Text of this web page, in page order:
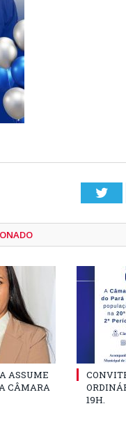
ASSUME
CÂMARA
19H.